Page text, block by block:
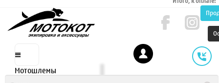
Мотошлемы